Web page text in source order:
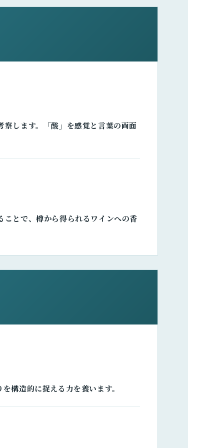
します。「酸」を感覚と言葉の両面
とで、樽から得られるワインへの香
構造的に捉える力を養います。